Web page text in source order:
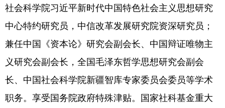
社会科学院习近平新时代中国特色社会主义思想研究
中心特约研究员，中信改革发展研究院资深研究员；
兼任中国《资本论》研究会副会长、中国辩证唯物主
义研究会副会长，全国毛泽东哲学思想研究会副会
长、中国社会科学院新疆智库专家委员会委员等学术
职务。享受国务院政府特殊津贴。国家社科基金重大